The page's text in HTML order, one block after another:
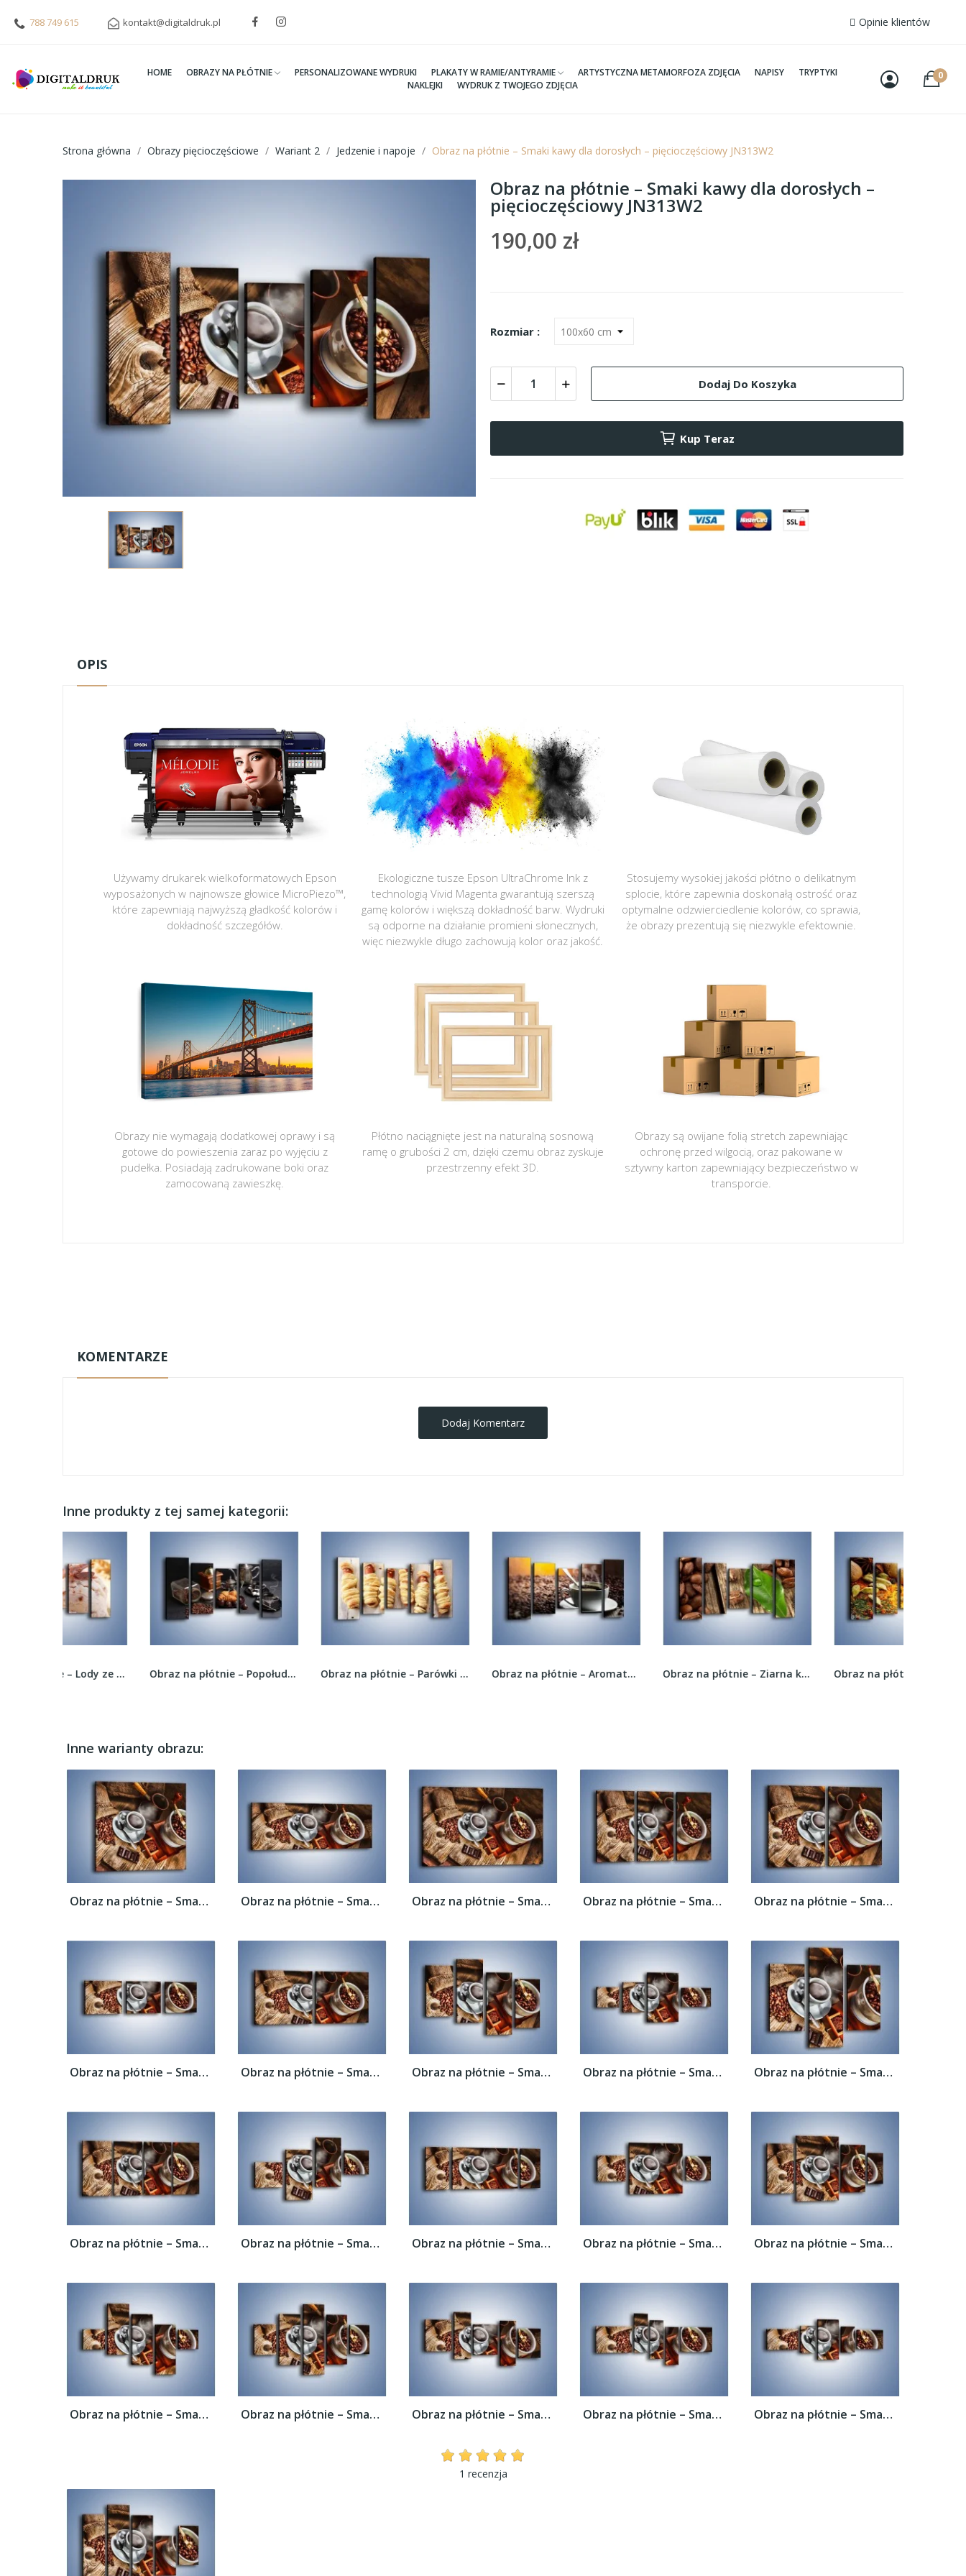
788 749 615 kontakt@digitaldruk.pl Opinie klientów
HOME OBRAZY NA PŁÓTNIE PERSONALIZOWANE WYDRUKI PLAKATY W RAMIE/ANTYRAMIE ARTYSTYCZNA METAMORFOZA ZDJĘCIA NAPISY
TRYPTYKI
NAKLEJKI
WYDRUK Z TWOJEGO ZDJĘCIA
0
Strona główna Obrazy pięcioczęściowe Wariant 2 Jedzenie i napoje Obraz na płótnie – Smaki kawy dla dorosłych – pięcioczęściowy JN313W2
Obraz na płótnie – Smaki kawy dla dorosłych –
pięcioczęściowy JN313W2
190,00 zł
Rozmiar :
Dodaj Do Koszyka
Kup Teraz
OPIS
Używamy drukarek wielkoformatowych Epson
wyposażonych w najnowsze głowice MicroPiezo™,
które zapewniają najwyższą gładkość kolorów i
dokładność szczegółów.
Ekologiczne tusze Epson UltraChrome Ink z
technologią Vivid Magenta gwarantują szerszą
gamę kolorów i większą dokładność barw. Wydruki
są odporne na działanie promieni słonecznych,
więc niezwykle długo zachowują kolor oraz jakość.
Stosujemy wysokiej jakości płótno o delikatnym
splocie, które zapewnia doskonałą ostrość oraz
optymalne odzwierciedlenie kolorów, co sprawia,
że obrazy prezentują się niezwykle efektownie.
Obrazy nie wymagają dodatkowej oprawy i są
gotowe do powieszenia zaraz po wyjęciu z
pudełka. Posiadają zadrukowane boki oraz
zamocowaną zawieszkę.
Płótno naciągnięte jest na naturalną sosnową
ramę o grubości 2 cm, dzięki czemu obraz zyskuje
przestrzenny efekt 3D.
Obrazy są owijane folią stretch zapewniając
ochronę przed wilgocią, oraz pakowane w
sztywny karton zapewniający bezpieczeństwo w
transporcie.
KOMENTARZE
Dodaj Komentarz
Inne produkty z tej samej kategorii:
Obraz na płótnie – Popołudnie przy kawie –... Obraz na płótnie – Parówki pod kołderką –... Obraz na płótnie – Aromatyczna filiżanka kawy –... Obraz na płótnie – Ziarna kawy obok liścia –... Obraz na płótnie – Kolorowy dywan z przypraw –...
Inne warianty obrazu:
Obraz na płótnie – Smaki kawy dla... Obraz na płótnie – Smaki kawy dla... Obraz na płótnie – Smaki kawy dla... Obraz na płótnie – Smaki kawy dla... Obraz na płótnie – Smaki kawy dla...
Obraz na płótnie – Smaki kawy dla... Obraz na płótnie – Smaki kawy dla... Obraz na płótnie – Smaki kawy dla... Obraz na płótnie – Smaki kawy dla... Obraz na płótnie – Smaki kawy dla...
Obraz na płótnie – Smaki kawy dla... Obraz na płótnie – Smaki kawy dla... Obraz na płótnie – Smaki kawy dla... Obraz na płótnie – Smaki kawy dla... Obraz na płótnie – Smaki kawy dla...
Obraz na płótnie – Smaki kawy dla... Obraz na płótnie – Smaki kawy dla... Obraz na płótnie – Smaki kawy dla...
1 recenzja
Obraz na płótnie – Smaki kawy dla... Obraz na płótnie – Smaki kawy dla...